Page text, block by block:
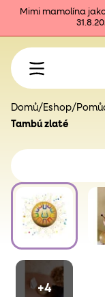
Mimi mamolína
Domů/ Eshop/
Tambú zlaté
+4